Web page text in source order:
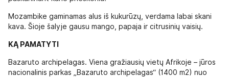
Mozambike gaminamas alus iš kukurūzų, verdama labai skani
kava. Šioje šalyje gausu mango, papaja ir citrusinių vaisių.
KĄ PAMATYTI
Bazaruto archipelagas. Viena gražiausių vietų Afrikoje – jūros
nacionalinis parkas „Bazaruto archipelagas“ (1400 m2) nuo